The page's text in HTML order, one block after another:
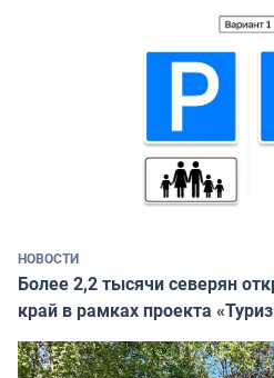
НОВОСТИ
Более 2,2 тысячи северян
край в рамках проекта